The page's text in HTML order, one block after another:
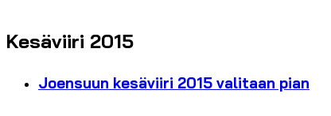
Kesäviiri 2015
Joensuun kesäviiri 2015 valitaan pian